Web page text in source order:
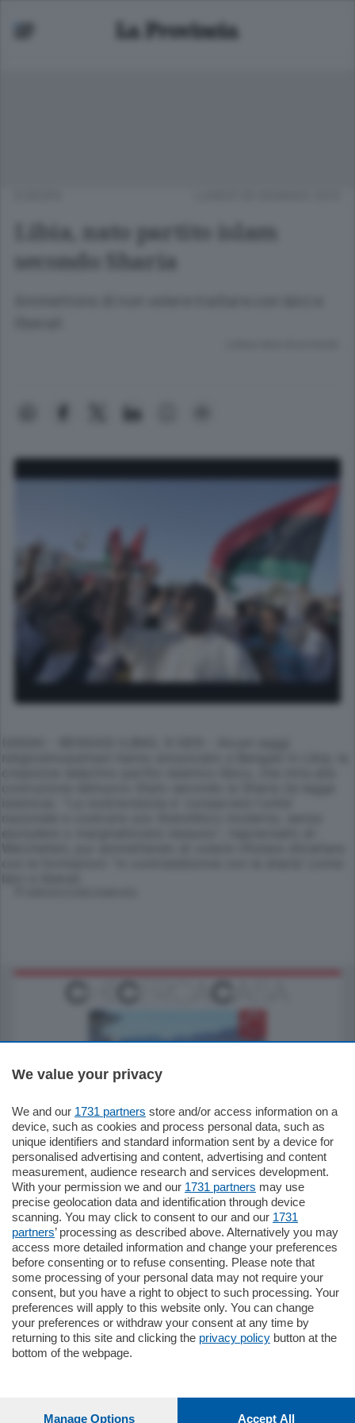
Libia, nato partito islam
secondo Sharia
770.000€
Como - Como
Plurilocale
in zona residenziale e tranquilla,
proponiamo prestigioso e luminoso
appartamento all'ultimo piano di uno
stabile signorile …
mq. 140locali:5
Sezioni
We value your privacy
We and our 1731 partners store and/or access information on a
device, such as cookies and process personal data, such as
unique identifiers and standard information sent by a device for
personalised advertising and content, advertising and content
measurement, audience research and services development.
With your permission we and our 1731 partners may use
precise geolocation data and identification through device
scanning. You may click to consent to our and our 1731
partners’ processing as described above. Alternatively you may
access more detailed information and change your preferences
before consenting or to refuse consenting. Please note that
some processing of your personal data may not require your
consent, but you have a right to object to such processing. Your
preferences will apply to this website only. You can change
your preferences or withdraw your consent at any time by
returning to this site and clicking the privacy policy button at the
bottom of the webpage.
Manage Options Accept All